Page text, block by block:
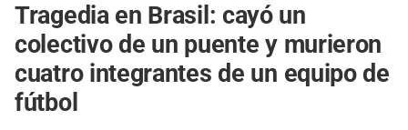
Tragedia en Brasil: cayó un
colectivo de un puente y murieron
cuatro integrantes de un equipo de
fútbol